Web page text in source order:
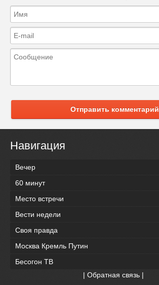
Отправить комментарий
Навигация
Вечер
60 минут
Место встречи
Вести недели
Своя правда
Москва Кремль Путин
Бесогон ТВ
| Обратная связь |